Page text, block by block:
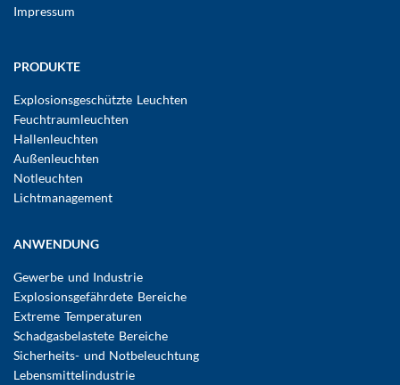
Impressum
Hauptnavigation
PRODUKTE
Explosionsgeschützte Leuchten
Feuchtraumleuchten
Hallenleuchten
Außenleuchten
Notleuchten
Lichtmanagement
ANWENDUNG
Gewerbe und Industrie
Explosionsgefährdete Bereiche
Extreme Temperaturen
Schadgasbelastete Bereiche
Sicherheits- und Notbeleuchtung
Lebensmittelindustrie